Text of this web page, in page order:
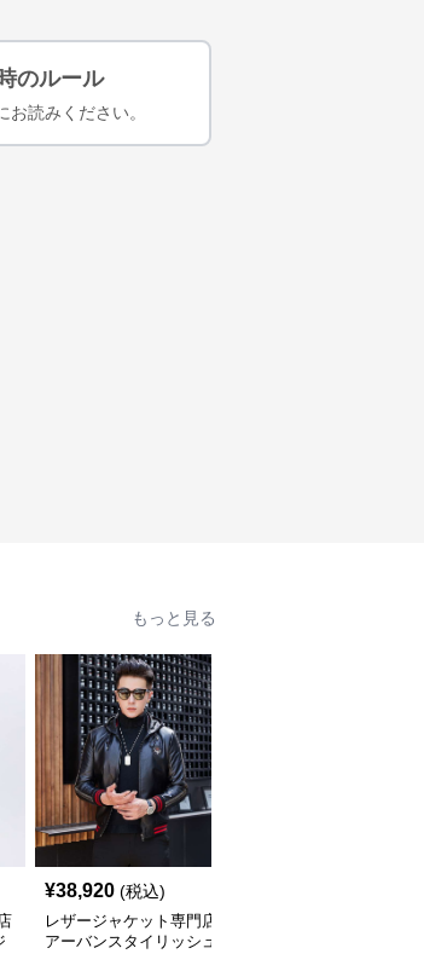
のルール
お読みください。
もっと見る
¥38,920 (税込)
レザージャケット専門店
アーバンスタイリッシュ